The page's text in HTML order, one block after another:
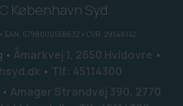
København Syd
5798000558632 • CVR. 29546142
• Åmarkvej 1, 2650 Hvidovre •
• Tlf: 45114300
• Amager Strandvej 390, 2770